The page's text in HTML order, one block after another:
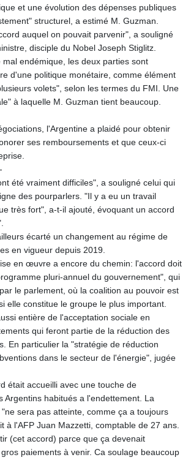
et une évolution des dépenses publiques
structurel, a estimé M. Guzman.
auquel on pouvait parvenir", a souligné
disciple du Nobel Joseph Stiglitz.
endémique, les deux parties sont
d'une politique monétaire, comme élément
volets", selon les termes du FMI. Une
à laquelle M. Guzman tient beaucoup.
l'Argentine a plaidé pour obtenir
ses remboursements et que ceux-ci
été vraiment difficiles", a souligné celui qui
des pourparlers. "Il y a eu un travail
très fort", a-t-il ajouté, évoquant un accord
écarté un changement au régime de
en vigueur depuis 2019.
en œuvre a encore du chemin: l'accord doit
pluri-annuel du gouvernement", qui
le parlement, où la coalition au pouvoir est
elle constitue le groupe le plus important.
entière de l'acceptation sociale en
qui feront partie de la réduction des
En particulier la "stratégie de réduction
dans le secteur de l'énergie", jugée
était accueilli avec une touche de
Argentins habitués a l'endettement. La
sera pas atteinte, comme ça a toujours
à l'AFP Juan Mazzetti, comptable de 27 ans.
(cet accord) parce que ça devenait
paiements à venir. Ca soulage beaucoup